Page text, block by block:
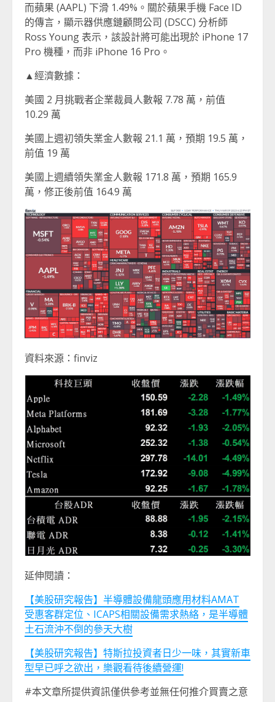
而蘋果 (AAPL) 下滑 1.49%。關於蘋果手機 Face ID
的傳言，顯示器供應鏈顧問公司 (DSCC) 分析師
Ross Young 表示，該設計將可能出現於 iPhone 17
Pro 機種，而非 iPhone 16 Pro。
▲經濟數據：
美國 2 月挑戰者企業裁員人數報 7.78 萬，前值
10.29 萬
美國上週初領失業金人數報 21.1 萬，預期 19.5 萬，
前值 19 萬
美國上週續領失業金人數報 171.8 萬，預期 165.9
萬，修正後前值 164.9 萬
資料來源：finviz
延伸閱讀：
【美股研究報告】半導體設備龍頭應用材料AMAT
受惠客群定位、ICAPS相關設備需求熱絡，是半導體
土石流沖不倒的參天大樹
【美股研究報告】特斯拉投資者日少一味，其實新車
型早已呼之欲出，樂觀看待後續營運!
#本文章所提供資訊僅供參考並無任何推介買賣之意